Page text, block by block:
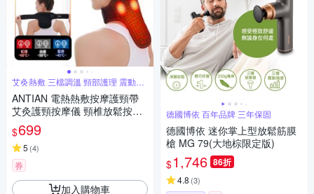
艾灸熱敷 三檔調溫 頸部護理 震動按
摩
ANTIAN 電熱熱敷按摩護頸帶
艾灸護頸按摩儀 頸椎放鬆按摩
器 護脖保暖神器
$699
5 (4)
券
加入購物車
德國博依 百年品牌 三年保固
德國博依 迷你掌上型放鬆筋膜
槍 MG 79(大地棕限定版)
$1,746 86折
4.8 (3)